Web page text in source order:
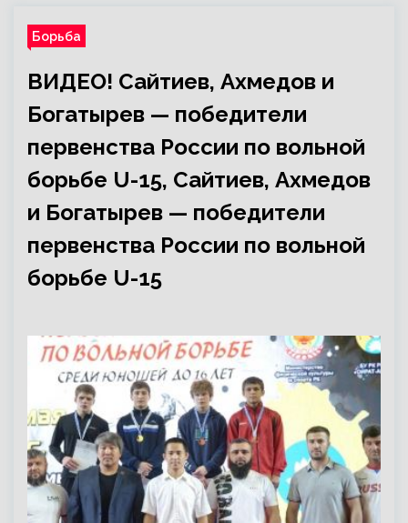
Борьба
ВИДЕО! Сайтиев, Ахмедов и
Богатырев — победители
первенства России по вольной
борьбе U-15, Сайтиев, Ахмедов
и Богатырев — победители
первенства России по вольной
борьбе U-15